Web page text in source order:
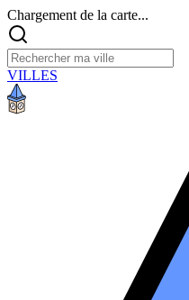
Chargement de la carte...
VILLES